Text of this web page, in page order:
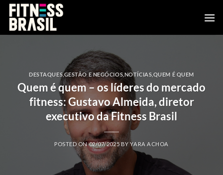
Skip
content
DESTAQUES,GESTÃO E NEGÓCIOS NOTÍCIAS QUEM É QUEM
Quem é quem – os líderes do mercado
fitness: Gustavo Almeida, diretor
executivo da Fitness Brasil
POSTED ON02/07/2025BYYARA ACHOA